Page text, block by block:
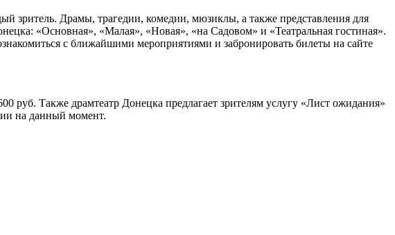
зритель. Драмы, трагедии, комедии, мюзиклы, а также представления для
«Основная», «Малая», «Новая», «на Садовом» и «Театральная гостиная».
с ближайшими мероприятиями и забронировать билеты на сайте
руб. Также драмтеатр Донецка предлагает зрителям услугу «Лист ожидания»
на данный момент.